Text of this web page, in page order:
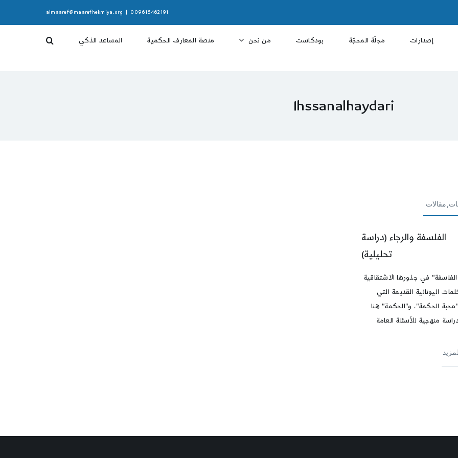
009615462191
almaaref@maarefhekmiya.org
إصدارات مجلّة المحجّة بودكاست من نحن منصة المعارف الحكمية المساعد الذكي
Ihssanalhaydari
الفلسفة والرجاء (دراسة
تحليلية)
في جذورها الاشتقاقية
اليونانية القديمة التي
الحكمة"، و"الحكمة" هنا
منهجية للأسئلة العامة